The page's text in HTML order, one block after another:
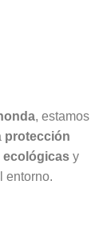
, estamos
protección
ecológicas y
entorno.